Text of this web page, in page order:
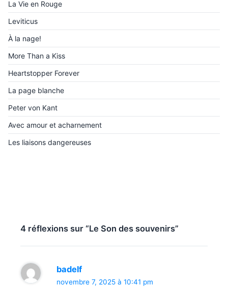
La Vie en Rouge
Leviticus
À la nage!
More Than a Kiss
Heartstopper Forever
La page blanche
Peter von Kant
Avec amour et acharnement
Les liaisons dangereuses
4 réflexions sur “Le Son des souvenirs”
badelf
novembre 7, 2025 à 10:41 pm